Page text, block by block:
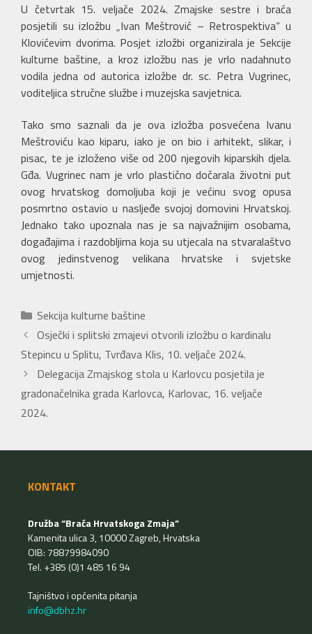
U četvrtak 15. veljače 2024. Zmajske sestre i braća
posjetili su izložbu „Ivan Meštrović – Retrospektiva“ u
Klovićevim dvorima. Posjet izložbi organizirala je Sekcije
kulturne baštine, a kroz izložbu nas je vrlo nadahnuto
vodila jedna od autorica izložbe dr. sc. Petra Vugrinec,
voditeljica stručne službe i muzejska savjetnica.
Tako smo saznali da je ova izložba posvećena Ivanu
Meštroviću kao kiparu, iako je on bio i arhitekt, slikar, i
pisac, te je izloženo više od 200 njegovih kiparskih djela.
Gđa. Vugrinec nam je vrlo plastično dočarala životni put
ovog hrvatskog domoljuba koji je većinu svog opusa
posmrtno ostavio u nasljeđe svojoj domovini Hrvatskoj.
Jednako tako upoznala nas je sa najvažnijim osobama,
događajima i razdobljima koja su utjecala na stvaralaštvo
ovog jedinstvenog velikana hrvatske i svjetske
umjetnosti.
Kategorije
Sekcija kulturne baštine
Osječki i splitski zmajevi otvorili izložbu o kardinalu
Stepincu u Splitu, Tvrđava Klis, 10. veljače 2024.
Delegacija Zmajskog stola u Karlovcu posjetila je
gradonačelnika grada Karlovca, Karlovac, 16. veljače
2024.
KONTAKT
Družba “Braća Hrvatskoga Zmaja”
Kamenita ulica 3, 10000 Zagreb, Hrvatska
OIB: 78879984090
Tel. +385 (0)1 485 16 94
Tajništvo i općenita pitanja
info@dbhz.hr